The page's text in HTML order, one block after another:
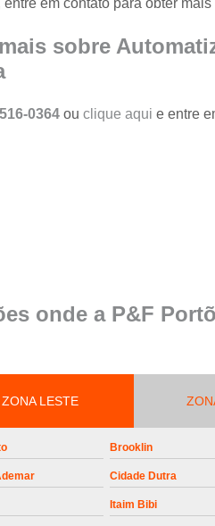
conserto de
reparo em
de aço de
central do
portões
roldanas e
rolamento de
portões
sobre
0364ouclique aqui e entre
onde a P&F
ZONA LESTE
Brooklin
Cidade Dutra
Itaim Bibi